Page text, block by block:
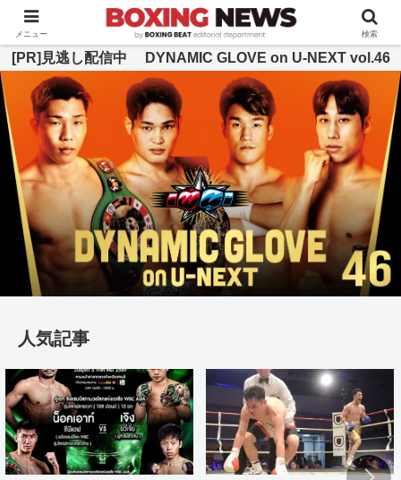
BOXING BEAT [ボクシング・ビート] 公式サイト
[PR]見逃し配信中 DYNAMIC GLOVE on U-NEXT vol.46
人気記事
メニュー 検索